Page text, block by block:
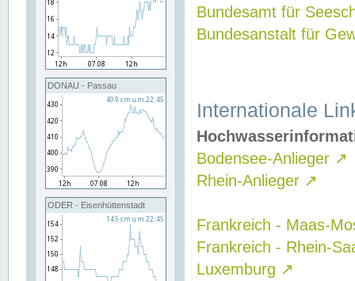
DONAU - Passau
ODER - Eisenhüttenstadt
Bundesamt für
Bundesanstalt für
Internationale
Bodensee-Anlieger ↗
Rhein-Anlieger ↗
Frankreich - Maas-
Frankreich - Rhein-
Luxemburg ↗